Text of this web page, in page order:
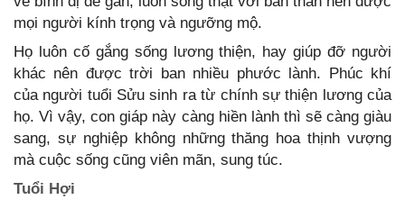
mọi người kính trọng và ngưỡng mộ.
Họ luôn cố gắng sống lương thiện, hay giúp đỡ người
khác nên được trời ban nhiều phước lành. Phúc khí
của người tuổi Sửu sinh ra từ chính sự thiện lương của
họ. Vì vậy, con giáp này càng hiền lành thì sẽ càng giàu
sang, sự nghiệp không những thăng hoa thịnh vượng
mà cuộc sống cũng viên mãn, sung túc.
Tuổi Hợi